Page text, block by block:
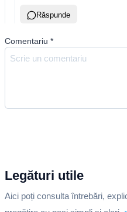
Răspunde
Comentariu *
Legături utile
Aici poți consulta întrebări,